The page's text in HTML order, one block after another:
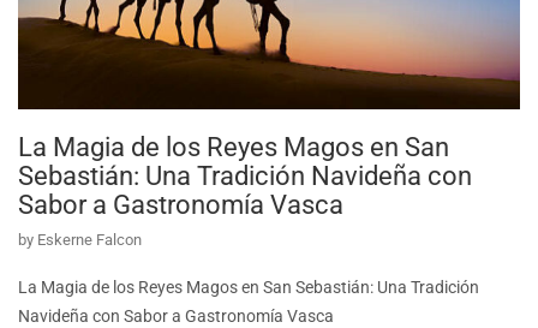
La Magia de los Reyes Magos en San
Sebastián: Una Tradición Navideña con
Sabor a Gastronomía Vasca
by Eskerne Falcon
La Magia de los Reyes Magos en San Sebastián: Una Tradición
Navideña con Sabor a Gastronomía Vasca